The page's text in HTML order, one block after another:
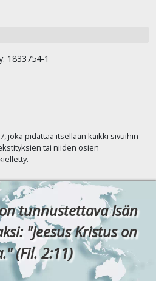
1833754-1
joka pidättää itsellään kaikki sivuihin
tai niiden osien
tunnustettava Isän
"Jeesus Kristus on
(Fil. 2:11)